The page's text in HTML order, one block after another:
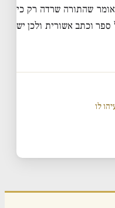
אומר שהתורה שרדה רק כי
וכתב אשורית ולכן יש
לו